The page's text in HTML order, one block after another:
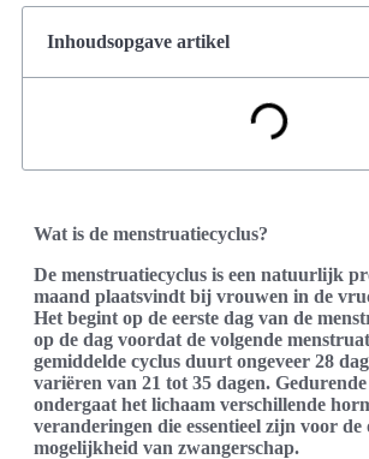
Inhoudsopgave artikel
Wat is de menstruatiecyclus?
De menstruatiecyclus is een natuurlijk
maand plaatsvindt bij vrouwen in de
Het begint op de eerste dag van de
op de dag voordat de volgende
gemiddelde cyclus duurt ongeveer 28
variëren van 21 tot 35 dagen. Gedurende
ondergaat het lichaam verschillende
veranderingen die essentieel zijn voor de
mogelijkheid van zwangerschap.